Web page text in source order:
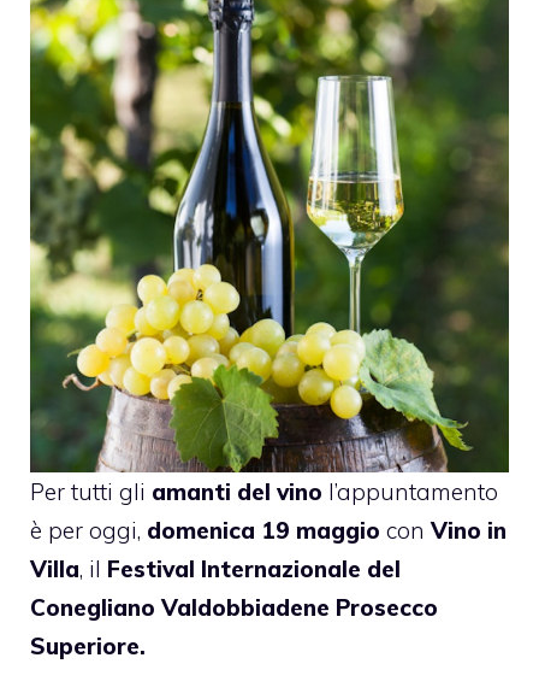
Per tutti gli amanti del vino l’appuntamento
è per oggi, domenica 19 maggio conVino in
Villa, il Festival Internazionale del
Conegliano Valdobbiadene Prosecco
Superiore.